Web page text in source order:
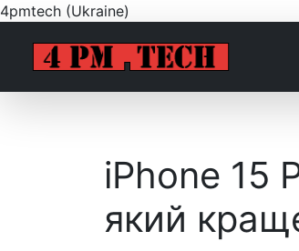
4pmtech (Ukraine)
iPhone 15
який